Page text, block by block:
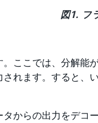
図1. フ
ここでは、分解
れます。すると
からの出力をデ